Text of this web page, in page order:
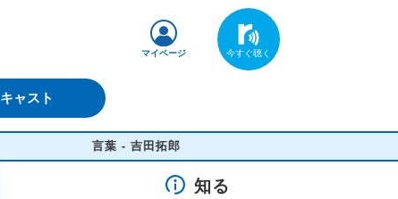
ャスト
マイページ
言葉 - 吉田拓郎
知る